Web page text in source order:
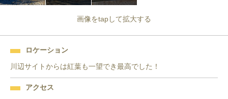
画像をtapして拡大する
ロケーション
川辺サイトからは紅葉も一望でき最高でした！
アクセス